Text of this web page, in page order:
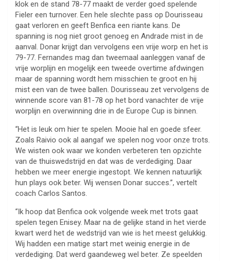
klok en de stand 78-77 maakt de verder goed spelende
Fieler een turnover. Een hele slechte pass op Dourisseau
gaat verloren en geeft Benfica een riante kans. De
spanning is nog niet groot genoeg en Andrade mist in de
aanval. Donar krijgt dan vervolgens een vrije worp en het is
79-77. Fernandes mag dan tweemaal aanleggen vanaf de
vrije worplijn en mogelijk een tweede overtime afdwingen
maar de spanning wordt hem misschien te groot en hij
mist een van de twee ballen. Dourisseau zet vervolgens de
winnende score van 81-78 op het bord vanachter de vrije
worplijn en overwinning drie in de Europe Cup is binnen.
“Het is leuk om hier te spelen. Mooie hal en goede sfeer.
Zoals Raivio ook al aangaf we spelen nog voor onze trots.
We wisten ook waar we konden verbeteren ten opzichte
van de thuiswedstrijd en dat was de verdediging. Daar
hebben we meer energie ingestopt. We kennen natuurlijk
hun plays ook beter. Wij wensen Donar succes.”, vertelt
coach Carlos Santos.
“Ik hoop dat Benfica ook volgende week met trots gaat
spelen tegen Enisey. Maar na de gelijke stand in het vierde
kwart werd het de wedstrijd van wie is het meest gelukkig.
Wij hadden een matige start met weinig energie in de
verdediging. Dat werd gaandeweg wel beter. Ze speelden